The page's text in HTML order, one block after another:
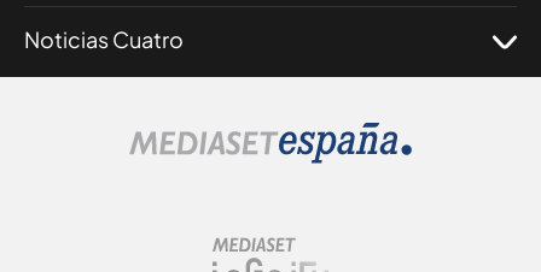
Noticias Cuatro